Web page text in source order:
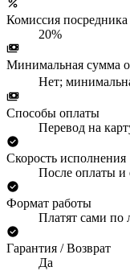
Комиссия посредника
20%
Минимальная сумма
Нет;
Способы оплаты
Перевод на
Скорость исполнения
После оплаты и
Формат работы
Платят сами по
Гарантия / Возврат
Да